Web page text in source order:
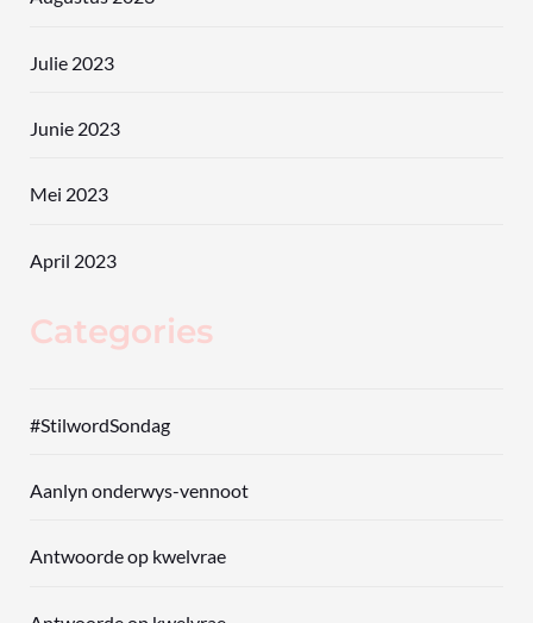
Julie 2023
Junie 2023
Mei 2023
April 2023
Categories
#StilwordSondag
Aanlyn onderwys-vennoot
Antwoorde op kwelvrae